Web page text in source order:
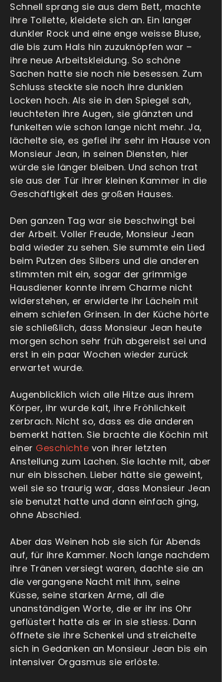
Schnell sprang sie aus dem Bett, machte
ihre Toilette, kleidete sich an. Ein langer
dunkler Rock und eine enge weisse Bluse,
die bis zum Hals hin zuzuknöpfen war –
ihre neue Arbeitskleidung. So schöne
Sachen hatte sie noch nie besessen. Zum
Schluss steckte sie noch ihre dunklen
Locken hoch. Als sie in den Spiegel sah,
leuchteten ihre Augen, sie glänzten und
funkelten wie schon lange nicht mehr. Ja,
lächelte sie, es gefiel ihr sehr im Hause von
Monsieur Jean, in seinen Diensten, hier
würde sie länger bleiben. Und schon trat
sie aus der Tür ihrer kleinen Kammer in die
Geschäftigkeit des großen Hauses.
Den ganzen Tag war sie beschwingt bei
der Arbeit. Voller Freude, Monsieur Jean
bald wieder zu sehen. Sie summte ein Lied
beim Putzen des Silbers und die anderen
stimmten mit ein, sogar der grimmige
Hausdiener konnte ihrem Charme nicht
widerstehen, er erwiderte ihr Lächeln mit
einem schiefen Grinsen. In der Küche hörte
sie schließlich, dass Monsieur Jean heute
morgen schon sehr früh abgereist sei und
erst in ein paar Wochen wieder zurück
erwartet wurde.
Augenblicklich wich alle Hitze aus ihrem
Körper, ihr wurde kalt, ihre Fröhlichkeit
zerbrach. Nicht so, dass es die anderen
bemerkt hätten. Sie brachte die Köchin mit
einer Geschichte von ihrer letzten
Anstellung zum Lachen. Sie lachte mit, aber
nur ein bisschen. Lieber hätte sie geweint,
weil sie so traurig war, dass Monsieur Jean
sie benutzt hatte und dann einfach ging,
ohne Abschied.
Aber das Weinen hob sie sich für Abends
auf, für ihre Kammer. Noch lange nachdem
ihre Tränen versiegt waren, dachte sie an
die vergangene Nacht mit ihm, seine
Küsse, seine starken Arme, all die
unanständigen Worte, die er ihr ins Ohr
geflüstert hatte als er in sie stiess. Dann
öffnete sie ihre Schenkel und streichelte
sich in Gedanken an Monsieur Jean bis ein
intensiver Orgasmus sie erlöste.